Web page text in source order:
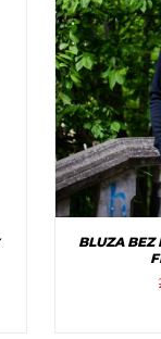
BLUZA BEZ